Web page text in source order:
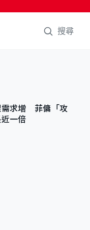
搜尋
需求增 菲傭「攻
近一倍